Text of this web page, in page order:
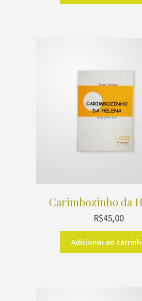
Carimbozinho da
R$45,00
Adicionar ao